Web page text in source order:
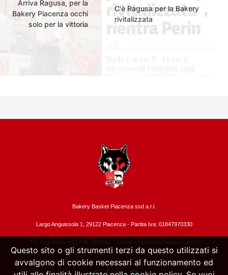
Arriva Ragusa, per la
Bakery Piacenza occhi
solo per la vittoria
C'è Ragusa per la Bakery
rivitalizzata
Bakery Basket Piacenza ssd a.r.l.
Largo Anguissola 1, 29122 Piacenza - Partita Iva: 01847970330
Tel. Segreteria: +39 335.7897040 - E-mail: segreteria@bakerysport.it
Questo sito o gli strumenti terzi da questo utilizzati si
avvalgono di cookie necessari al funzionamento ed